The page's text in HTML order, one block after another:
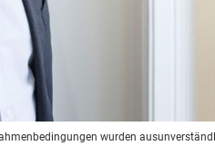
wurden aus